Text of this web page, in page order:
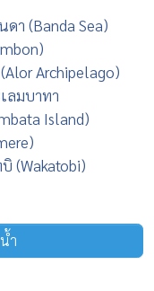
า (Banda Sea)
Archipelago)
ลมบาทา
Island)
(Wakatobi)
ำ